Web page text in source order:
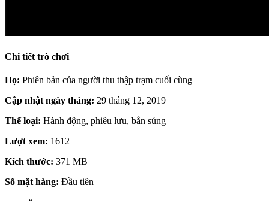
Chi tiết trò chơi
Họ: Phiên bản của người thu thập trạm cuối cùng
Cập nhật ngày tháng: 29 tháng 12, 2019
Thể loại: Hành động, phiêu lưu, bắn súng
Lượt xem: 1612
Kích thước: 371 MB
Số mặt hàng: Đầu tiên
“